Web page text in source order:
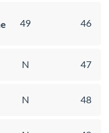
49 46
N 47
N 48